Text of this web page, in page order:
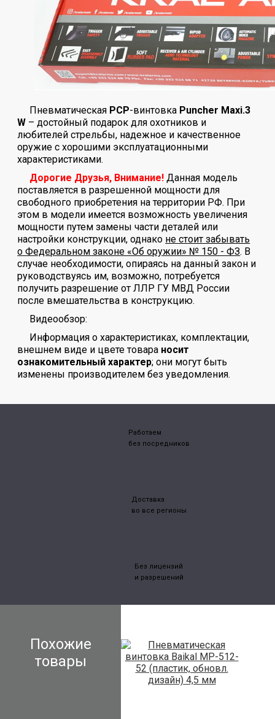
Пневматическая РСР-винтовка Puncher Maxi.3
W – достойный подарок для охотников и
любителей стрельбы, надежное и качественное
оружие с хорошими эксплуатационными
характеристиками.
Дорогие Друзья, Внимание! Данная модель
поставляется в разрешенной мощности для
свободного приобретения на территории РФ. При
этом в модели имеется возможность увеличения
мощности путем замены части деталей или
настройки конструкции, однако не стоит забывать
о Федеральном законе «Об оружии» № 150 - ФЗ. В
случае необходимости, опираясь на данный закон и
руководствуясь им, возможно, потребуется
получить разрешение от ЛЛР ГУ МВД России
после вмешательства в конструкцию.
Видеообзор:
Информация о характеристиках, комплектации,
внешнем виде и цвете товара носит
ознакомительный характер; они могут быть
изменены производителем без уведомления.
Работаем
без посредников
Доставка
во все регионы
Без лицензий
и разрешений
Похожие
товары